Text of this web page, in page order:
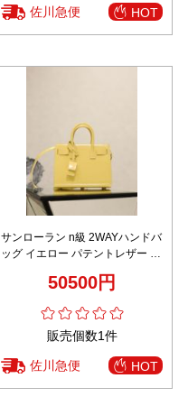
佐川急便 HOT
サンローラン n級 2WAYハンドバ
ッグ イエロー パテントレザー ミ
50500円
販売個数1件
佐川急便 HOT